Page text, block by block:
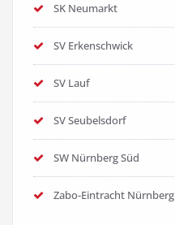
SK Neumarkt
SV Erkenschwick
SV Lauf
SV Seubelsdorf
SW Nürnberg Süd
Zabo-Eintracht Nürnberg